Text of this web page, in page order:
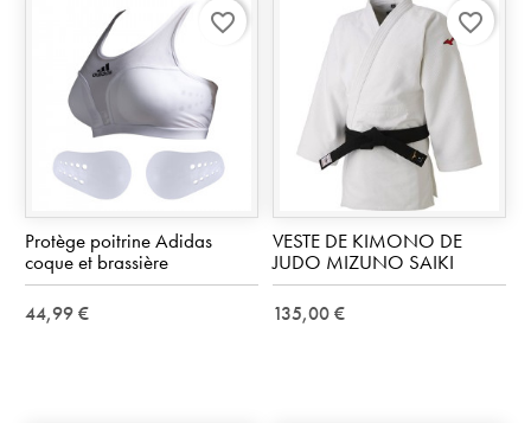
Protège poitrine Adidas
coque et brassière
44,99 €
favorite_border
VESTE DE KIMONO DE
JUDO MIZUNO SAIKI
135,00 €
favorite_border